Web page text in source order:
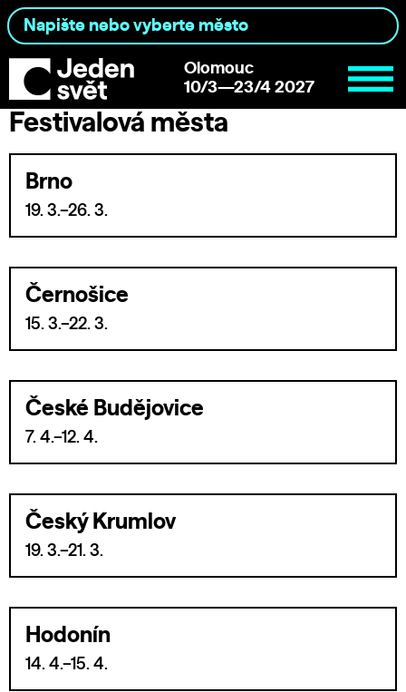
Olomouc
10/3—23/4 2027
Festivalová města
Brno
19. 3.–26. 3.
Černošice
15. 3.–22. 3.
České Budějovice
7. 4.–12. 4.
Český Krumlov
19. 3.–21. 3.
Hodonín
14. 4.–15. 4.